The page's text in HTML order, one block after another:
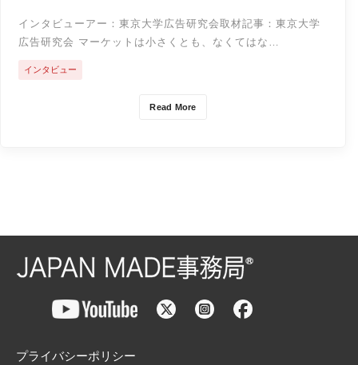
インタビューアー：東京大学広告研究会取材記事：東京大学
広告研究会 マーケットは小さくとも、なくてはな…
Read More
インタビュー
プライバシーポリシー